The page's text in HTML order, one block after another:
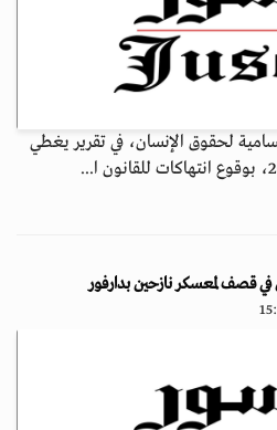
لحقوق الإنسان، في تقرير يغطي